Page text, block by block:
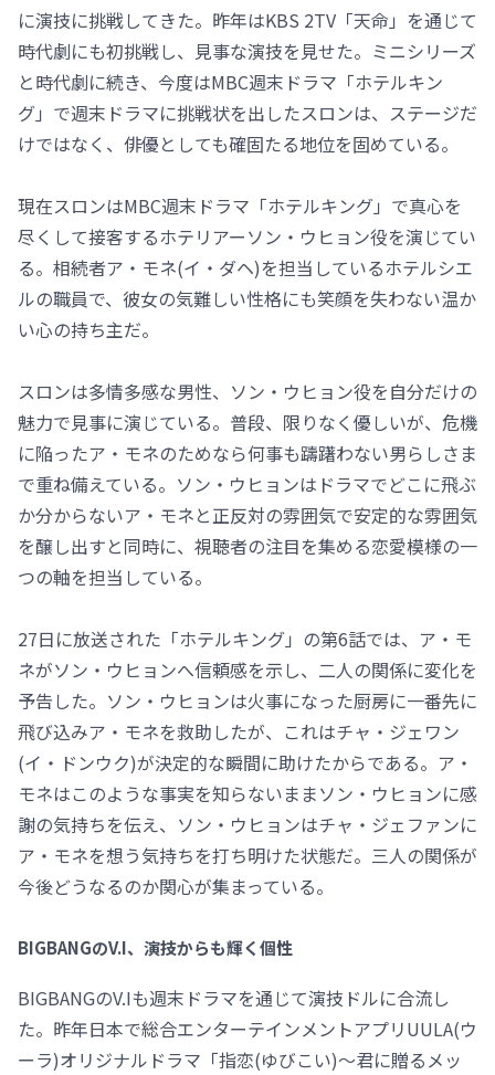
に演技に挑戦してきた。昨年はKBS 2TV「天命」を通じて
時代劇にも初挑戦し、見事な演技を見せた。ミニシリーズ
と時代劇に続き、今度はMBC週末ドラマ「ホテルキン
グ」で週末ドラマに挑戦状を出したスロンは、ステージだ
けではなく、俳優としても確固たる地位を固めている。
現在スロンはMBC週末ドラマ「ホテルキング」で真心を
尽くして接客するホテリアーソン・ウヒョン役を演じてい
る。相続者ア・モネ(イ・ダヘ)を担当しているホテルシエ
ルの職員で、彼女の気難しい性格にも笑顔を失わない温か
い心の持ち主だ。
スロンは多情多感な男性、ソン・ウヒョン役を自分だけの
魅力で見事に演じている。普段、限りなく優しいが、危機
に陥ったア・モネのためなら何事も躊躇わない男らしさま
で重ね備えている。ソン・ウヒョンはドラマでどこに飛ぶ
か分からないア・モネと正反対の雰囲気で安定的な雰囲気
を醸し出すと同時に、視聴者の注目を集める恋愛模様の一
つの軸を担当している。
27日に放送された「ホテルキング」の第6話では、ア・モ
ネがソン・ウヒョンへ信頼感を示し、二人の関係に変化を
予告した。ソン・ウヒョンは火事になった厨房に一番先に
飛び込みア・モネを救助したが、これはチャ・ジェワン
(イ・ドンウク)が決定的な瞬間に助けたからである。ア・
モネはこのような事実を知らないままソン・ウヒョンに感
謝の気持ちを伝え、ソン・ウヒョンはチャ・ジェファンに
ア・モネを想う気持ちを打ち明けた状態だ。三人の関係が
今後どうなるのか関心が集まっている。
BIGBANGのV.I、演技からも輝く個性
BIGBANGのV.Iも週末ドラマを通じて演技ドルに合流し
た。昨年日本で総合エンターテインメントアプリUULA(ウ
ーラ)オリジナルドラマ「指恋(ゆびこい)～君に贈るメッ